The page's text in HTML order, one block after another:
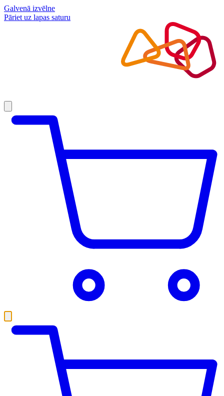
Galvenā izvēlne
Pāriet uz lapas saturu